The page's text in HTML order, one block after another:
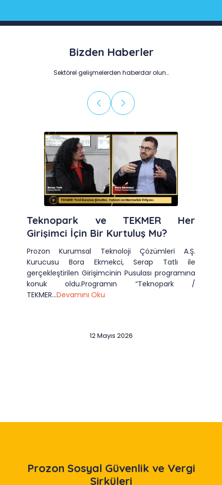
Bizden Haberler
Sektörel gelişmelerden haberdar olun…
Teknopark ve TEKMER Her
Girişimci İçin Bir Kurtuluş Mu?
Prozon Kurumsal Teknoloji Çözümleri A.Ş.
Kurucusu Bora Ekmekci, Serap Tatlı ile
gerçekleştirilen Girişimcinin Pusulası programına
konuk oldu.Programın “Teknopark /
TEKMER...Devamını Oku
12 Mayıs 2026
Prozon Sosyal Güvenlik ve Vergi
Sirküleri